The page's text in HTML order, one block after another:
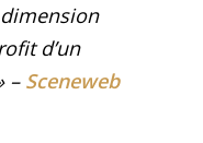
d’un
– Sceneweb